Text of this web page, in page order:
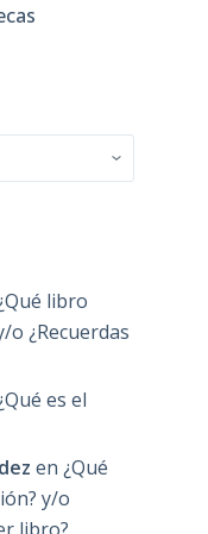
libro
o ¿Recuerdas
es el
en ¿Qué
y/o